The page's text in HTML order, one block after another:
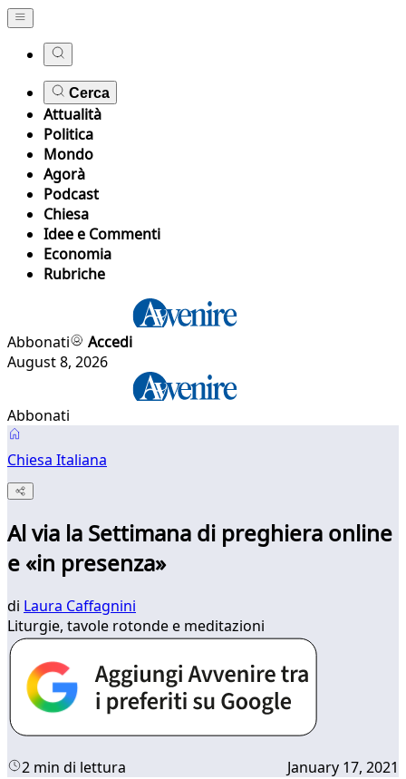
Cerca
Attualità
Politica
Mondo
Agorà
Podcast
Chiesa
Idee e Commenti
Economia
Rubriche
Abbonati
Accedi
August 8, 2026
Abbonati
Chiesa Italiana
Al via la Settimana di preghiera online
e «in presenza»
di Laura Caffagnini
Liturgie, tavole rotonde e meditazioni
2 min di lettura January 17, 2021